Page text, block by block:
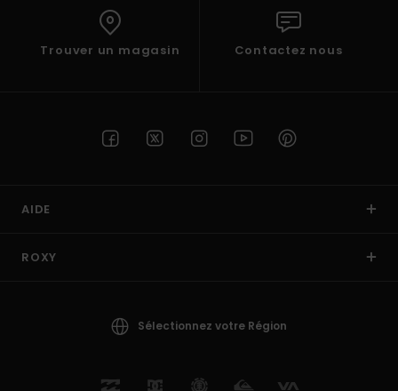
Trouver un magasin Contactez nous
AIDE
ROXY
Sélectionnez votre Région